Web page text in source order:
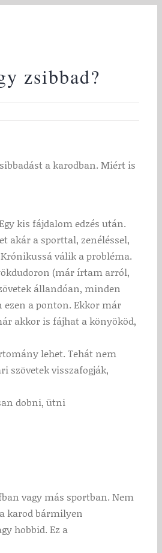
zsibbad?
a karodban. Miért is
kis fájdalom edzés után.
akár a sporttal, zenéléssel,
válik a probléma.
(már írtam arról,
állandóan, minden
a ponton. Ekkor már
akkor is fájhat a könyököd,
lehet. Tehát nem
szövetek visszafogják,
dobni, ütni
vagy más sportban. Nem
karod bármilyen
hobbid. Ez a